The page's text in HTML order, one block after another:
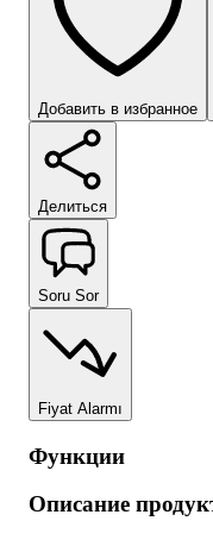
Добавить в избранное
Делиться
Soru Sor
Fiyat Alarmı
Функции
Описание